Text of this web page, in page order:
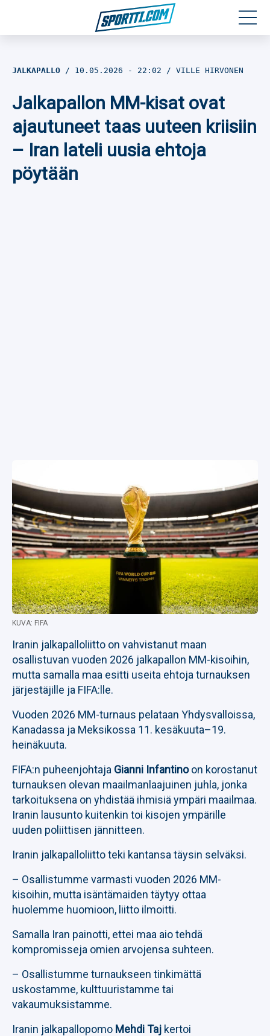
Jalkapallo
Yleisurheilu
Talviurheilu
JALKAPALLO 10.05.2026 - 22:02 VILLE HIRVONEN
Jalkapallon MM-kisat ovat
ajautuneet taas uuteen kriisiin
– Iran lateli uusia ehtoja
pöytään
KUVA: FIFA
Iranin jalkapalloliitto on vahvistanut maan
osallistuvan vuoden 2026 jalkapallon MM-kisoihin,
mutta samalla maa esitti useita ehtoja turnauksen
järjestäjille ja FIFA:lle.
Vuoden 2026 MM-turnaus pelataan Yhdysvalloissa,
Kanadassa ja Meksikossa 11. kesäkuuta–19.
heinäkuuta.
FIFA:n puheenjohtaja Gianni Infantinoon korostanut
turnauksen olevan maailmanlaajuinen juhla, jonka
tarkoituksena on yhdistää ihmisiä ympäri maailmaa.
Iranin lausunto kuitenkin toi kisojen ympärille
uuden poliittisen jännitteen.
Iranin jalkapalloliitto teki kantansa täysin selväksi.
– Osallistumme varmasti vuoden 2026 MM-
kisoihin, mutta isäntämaiden täytyy ottaa
huolemme huomioon, liitto ilmoitti.
Samalla Iran painotti, ettei maa aio tehdä
kompromisseja omien arvojensa suhteen.
– Osallistumme turnaukseen tinkimättä
uskostamme, kulttuuristamme tai
vakaumuksistamme.
Iranin jalkapallopomo Mehdi Taj kertoi